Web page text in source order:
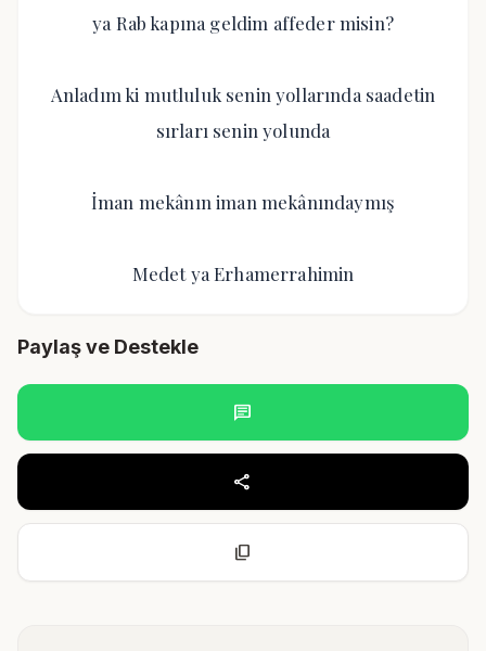
ya Rab kapına geldim affeder misin?
Anladım ki mutluluk senin yollarında saadetin
sırları senin yolunda
İman mekânın iman mekânındaymış
Medet ya Erhamerrahimin
Paylaş ve Destekle
chat
share
content_copy